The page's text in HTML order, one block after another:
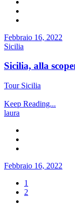
Febbraio 16, 2022
Sicilia
Sicilia, alla
Tour Sicilia
Keep Reading...
laura
Febbraio 16, 2022
1
2